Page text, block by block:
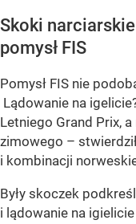
Skoki
pomysł FIS
Pomysł FIS nie
Lądowanie na
Letniego Grand Prix,
zimowego –
i kombinacji
Były skoczek
i lądowanie na